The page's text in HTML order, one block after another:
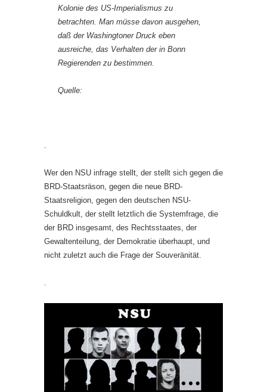
Kolonie des US-Imperialismus zu
betrachten. Man müsse davon ausgehen,
daß der Washingtoner Druck eben
ausreiche, das Verhalten der in Bonn
Regierenden zu bestimmen.
Quelle:
.
Wer den NSU infrage stellt, der stellt sich gegen die
BRD-Staatsräson, gegen die neue BRD-
Staatsreligion, gegen den deutschen NSU-
Schuldkult, der stellt letztlich die Systemfrage, die
der BRD insgesamt, des Rechtsstaates, der
Gewaltenteilung, der Demokratie überhaupt, und
nicht zuletzt auch die Frage der Souveränität.
.